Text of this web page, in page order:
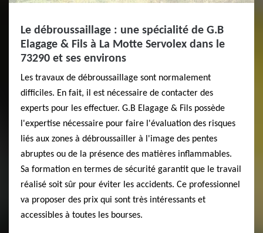
Le débroussaillage : une spécialité de G.B
Elagage & Fils à La Motte Servolex dans le
73290 et ses environs
Les travaux de débroussaillage sont normalement
difficiles. En fait, il est nécessaire de contacter des
experts pour les effectuer. G.B Elagage & Fils possède
l'expertise nécessaire pour faire l'évaluation des risques
liés aux zones à débroussailler à l'image des pentes
abruptes ou de la présence des matières inflammables.
Sa formation en termes de sécurité garantit que le travail
réalisé soit sûr pour éviter les accidents. Ce professionnel
va proposer des prix qui sont très intéressants et
accessibles à toutes les bourses.